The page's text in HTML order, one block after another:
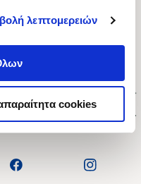
λεπτομερειών
cookies
106 79
09:00-21:00